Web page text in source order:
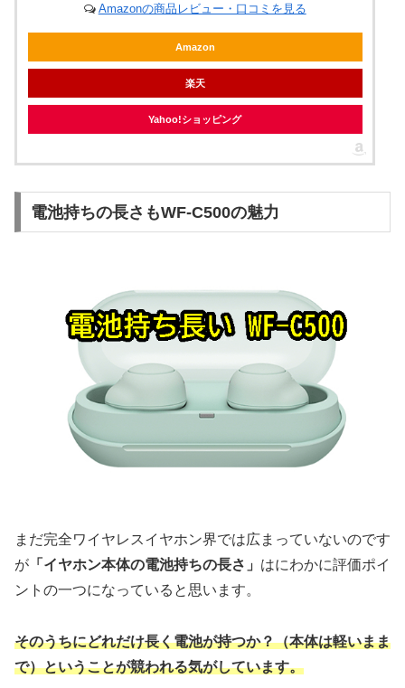
Amazonの商品レビュー・口コミを見る
Amazon
楽天
Yahoo!ショッピング
電池持ちの長さもWF-C500の魅力
まだ完全ワイヤレスイヤホン界では広まっていないのです
が 「イヤホン本体の電池持ちの長さ」 はにわかに評価ポイ
ントの一つになっていると思います。
そのうちにどれだけ長く電池が持つか？（本体は軽いまま
で）ということが競われる気がしています。